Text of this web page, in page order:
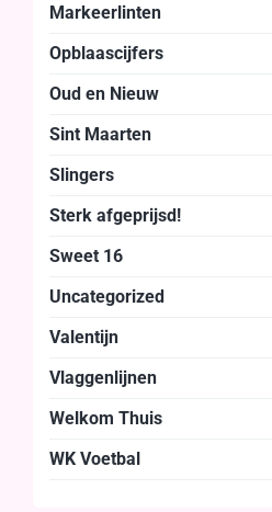
Markeerlinten
Opblaascijfers
Oud en Nieuw
Sint Maarten
Slingers
Sterk afgeprijsd!
Sweet 16
Uncategorized
Valentijn
Vlaggenlijnen
Welkom Thuis
WK Voetbal